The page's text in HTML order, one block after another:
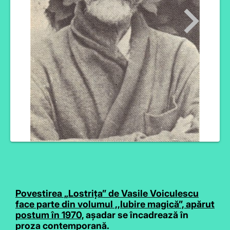
Povestirea „Lostrița” de Vasile Voiculescu
face parte din volumul ,,Iubire magică”, apărut
postum în 1970,așadar se încadrează în
proza contemporană.